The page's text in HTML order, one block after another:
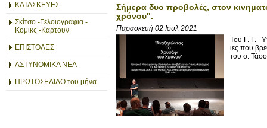
ΚΑΤΑΣΚΕΥΕΣ
Σκίτσο -Γελοιογραφια -
Κομικς -Καρτουν
ΕΠΙΣΤΟΛΕΣ
ΑΣΤΥΝΟΜΙΚΑ ΝΕΑ
ΠΡΩΤΟΣΕΛΙΔΟ του μήνα
Σήμερα δυο προβολές, στον
χρόνου".
Παρασκευή 02 Ιουλ 2021
Του Γ. Γ.
ιες που
του σ.